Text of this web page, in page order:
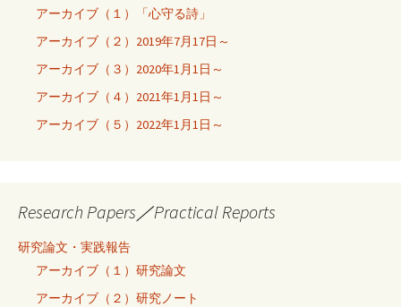
アーカイブ（１）「心守る詩」
アーカイブ（２）2019年7月17日～
アーカイブ（３）2020年1月1日～
アーカイブ（４）2021年1月1日～
アーカイブ（５）2022年1月1日～
Research Papers／Practical Reports
研究論文・実践報告
アーカイブ（１）研究論文
アーカイブ（２）研究ノート